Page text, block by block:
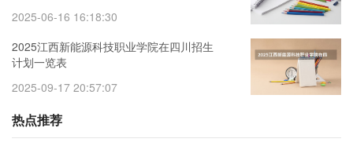
2025-06-16 16:18:30
2025江西新能源科技职业学院在四川招生
计划一览表
2025-09-17 20:57:07
热点推荐